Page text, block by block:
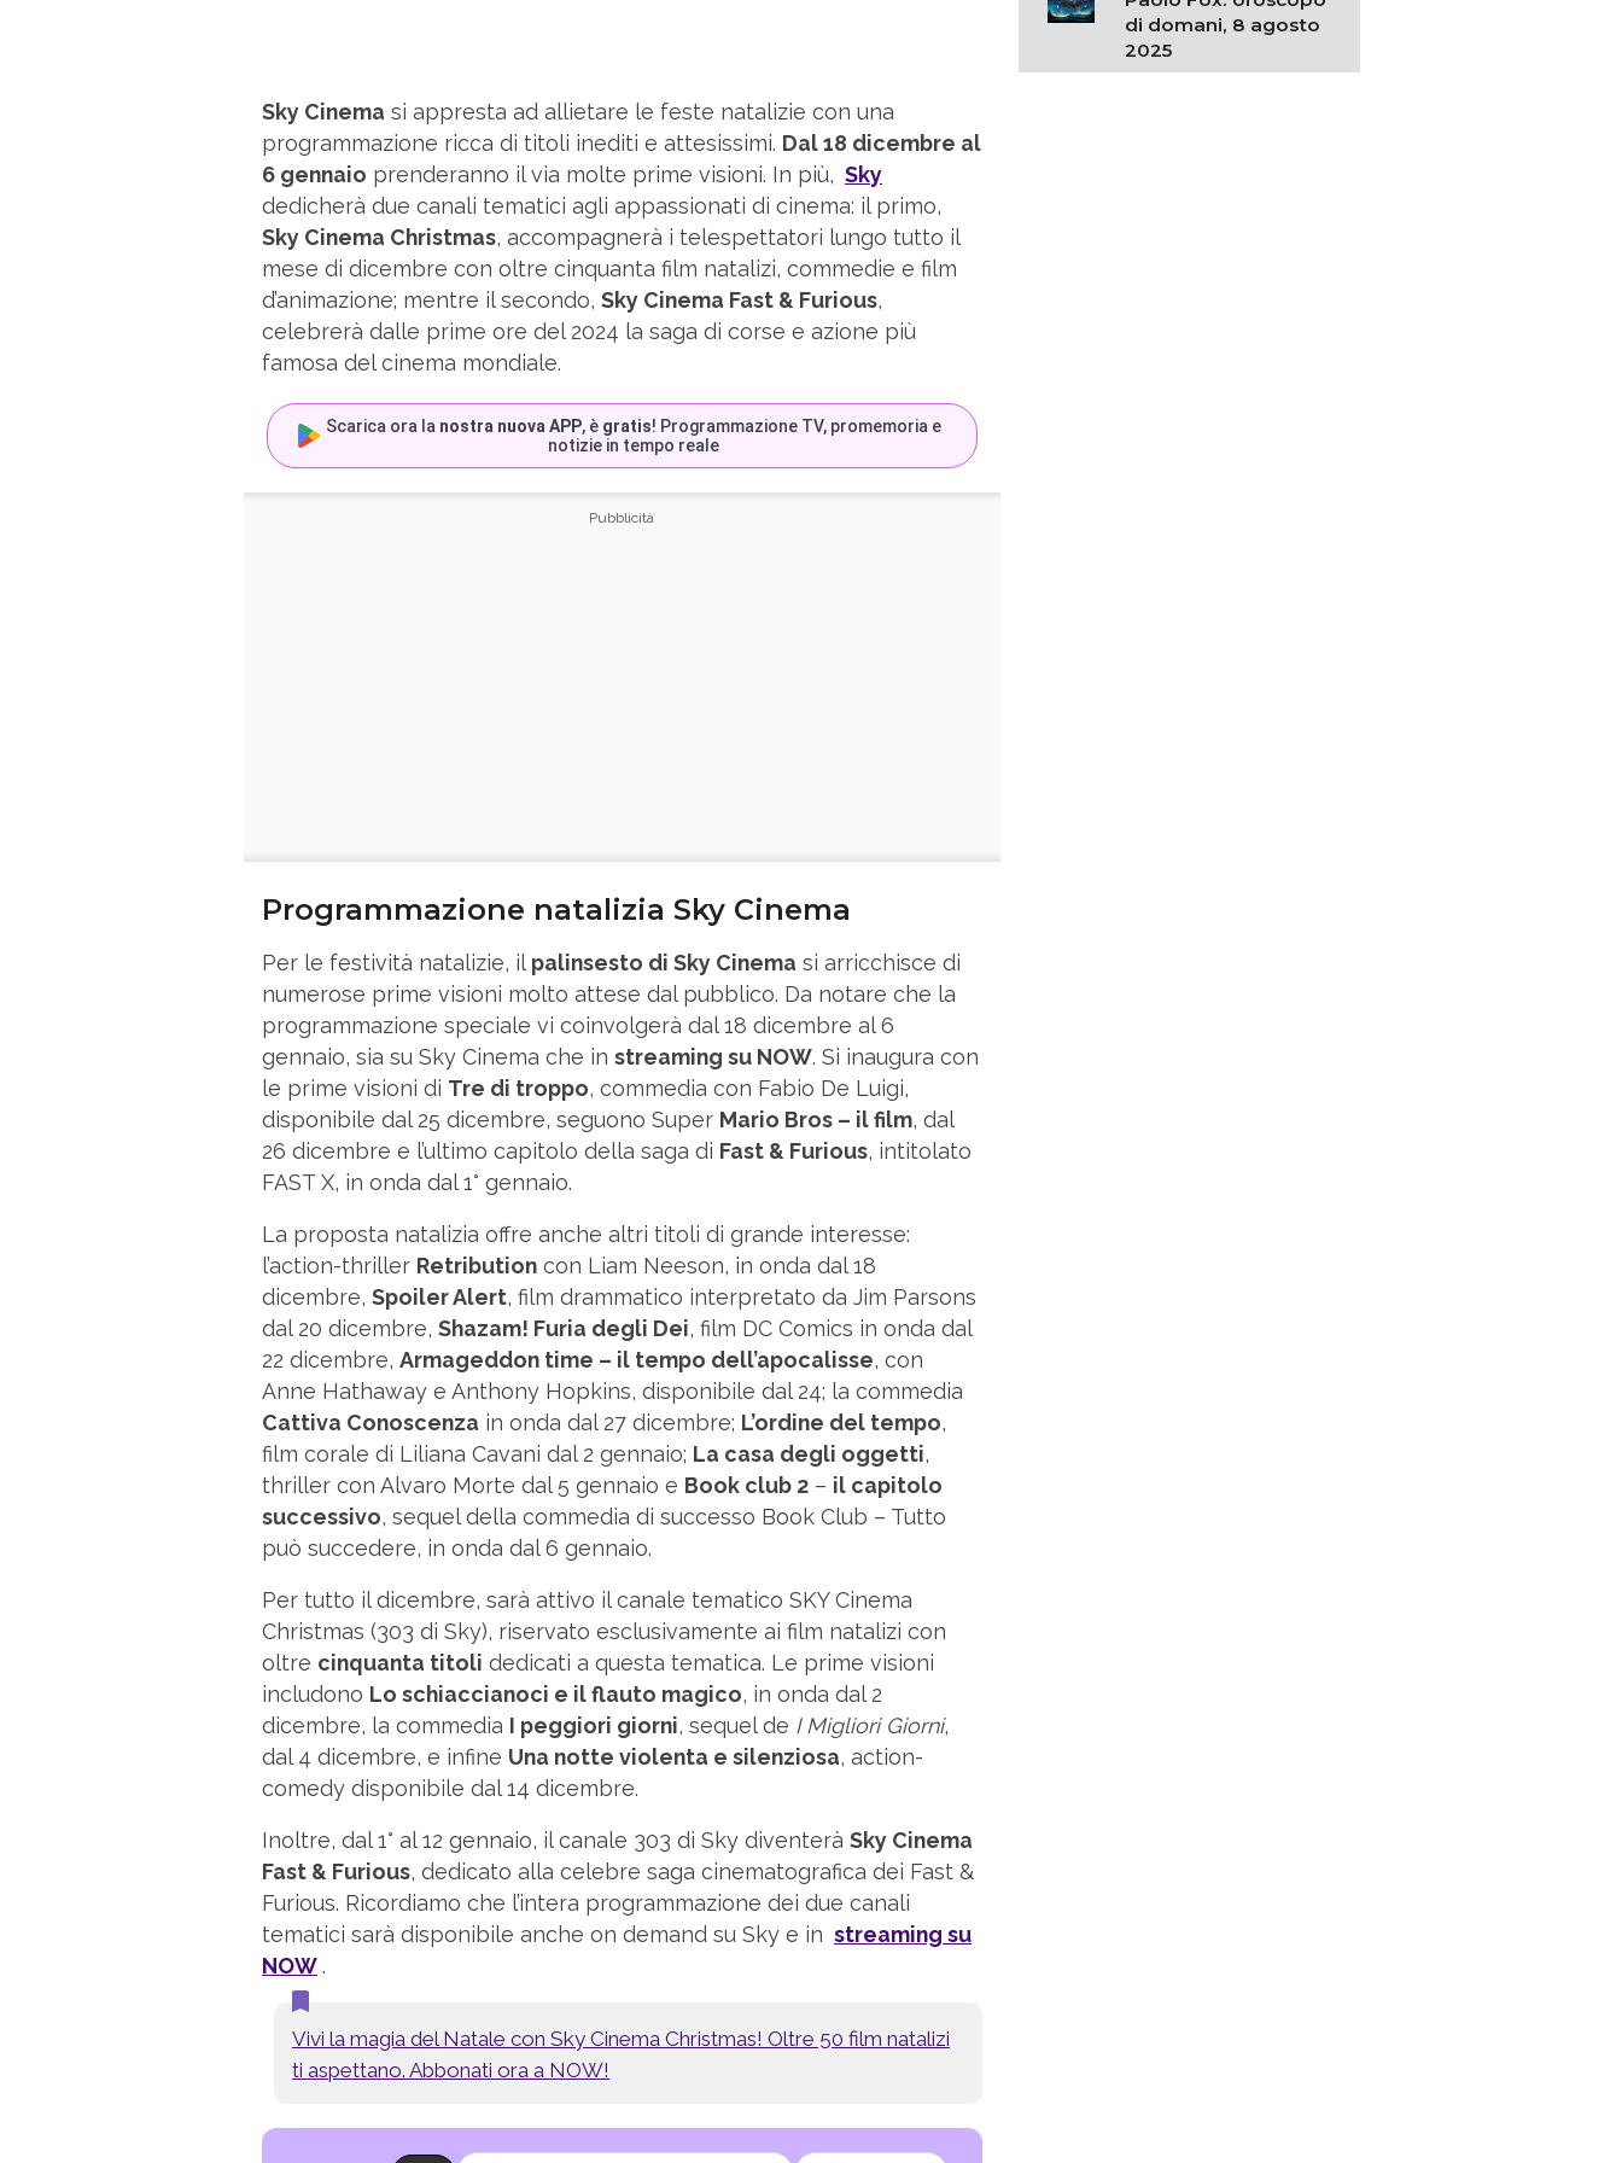
Sky Cinema si appresta ad allietare le feste natalizie con una
programmazione ricca di titoli inediti e attesissimi. Dal 18 dicembre al
6 gennaio prenderanno il via molte prime visioni. In più, Sky
dedicherà due canali tematici agli appassionati di cinema: il primo,
Sky Cinema Christmas, accompagnerà i telespettatori lungo tutto il
mese di dicembre con oltre cinquanta film natalizi, commedie e film
d’animazione; mentre il secondo, Sky Cinema Fast & Furious,
celebrerà dalle prime ore del 2024 la saga di corse e azione più
famosa del cinema mondiale.
Scarica ora la nostra nuova APP, è gratis! Programmazione TV, promemoria e
notizie in tempo reale
Programmazione natalizia Sky Cinema
Per le festività natalizie, il palinsesto di Sky Cinema si arricchisce di
numerose prime visioni molto attese dal pubblico. Da notare che la
programmazione speciale vi coinvolgerà dal 18 dicembre al 6
gennaio, sia su Sky Cinema che in streaming su NOW. Si inaugura con
le prime visioni di Tre di troppo, commedia con Fabio De Luigi,
disponibile dal 25 dicembre, seguono Super Mario Bros – il film, dal
26 dicembre e l’ultimo capitolo della saga di Fast & Furious, intitolato
FAST X, in onda dal 1° gennaio.
La proposta natalizia offre anche altri titoli di grande interesse:
l’action-thriller Retribution con Liam Neeson, in onda dal 18
dicembre, Spoiler Alert, film drammatico interpretato da Jim Parsons
dal 20 dicembre, Shazam! Furia degli Dei, film DC Comics in onda dal
22 dicembre, Armageddon time – il tempo dell’apocalisse, con
Anne Hathaway e Anthony Hopkins, disponibile dal 24; la commedia
Cattiva Conoscenza in onda dal 27 dicembre; L’ordine del tempo,
film corale di Liliana Cavani dal 2 gennaio; La casa degli oggetti,
thriller con Alvaro Morte dal 5 gennaio e Book club 2 – il capitolo
successivo, sequel della commedia di successo Book Club – Tutto
può succedere, in onda dal 6 gennaio.
Per tutto il dicembre, sarà attivo il canale tematico SKY Cinema
Christmas (303 di Sky), riservato esclusivamente ai film natalizi con
oltre cinquanta titoli dedicati a questa tematica. Le prime visioni
includono Lo schiaccianoci e il flauto magico, in onda dal 2
dicembre, la commedia I peggiori giorni, sequel de I Migliori Giorni,
dal 4 dicembre, e infine Una notte violenta e silenziosa, action-
comedy disponibile dal 14 dicembre.
Inoltre, dal 1° al 12 gennaio, il canale 303 di Sky diventerà Sky Cinema
Fast & Furious, dedicato alla celebre saga cinematografica dei Fast &
Furious. Ricordiamo che l’intera programmazione dei due canali
tematici sarà disponibile anche on demand su Sky e in streaming su
NOW.
Vivi la magia del Natale con Sky Cinema Christmas! Oltre 50 film natalizi
ti aspettano. Abbonati ora a NOW!
di domani, 8 agosto
2025